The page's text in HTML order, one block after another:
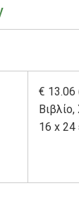
€
Βιβλίο,
16 x 24